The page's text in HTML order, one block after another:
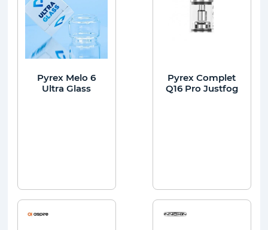
Pyrex Melo 6
Ultra Glass
Pyrex Complet
Q16 Pro Justfog